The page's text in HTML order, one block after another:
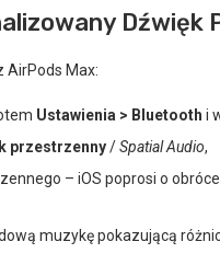
Dźwięk
AirPods Max:
Ustawienia > Bluetooth i
przestrzenny/Spatial Audio,
– iOS poprosi o
muzykę pokazującą